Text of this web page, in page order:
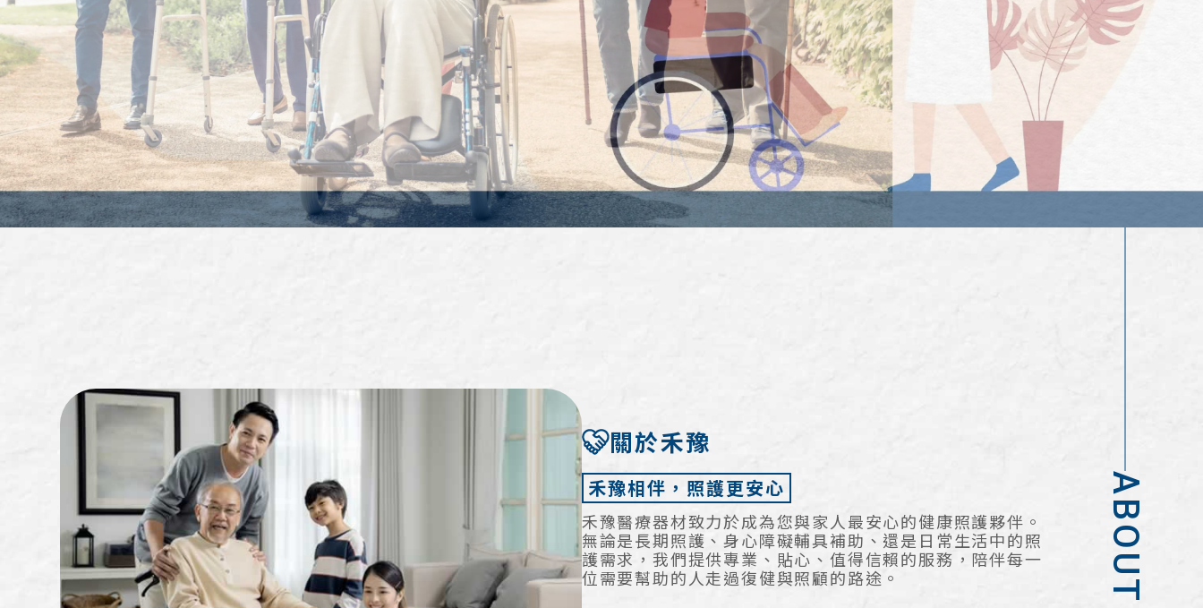
關於禾豫
禾豫相伴，照護更安心
禾豫醫療器材致力於成為您與家人最安心的健康照護夥伴。
無論是長期照護、身心障礙輔具補助、還是日常生活中的照
護需求，我們提供專業、貼心、值得信賴的服務，陪伴每一
位需要幫助的人走過復健與照顧的路途。